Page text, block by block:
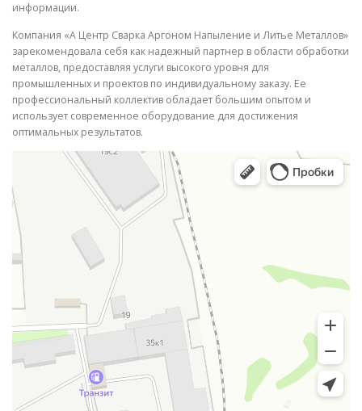
информации.
Компания «А Центр Сварка Аргоном Напыление и Литье Металлов»
зарекомендовала себя как надежный партнер в области обработки
металлов, предоставляя услуги высокого уровня для
промышленных и проектов по индивидуальному заказу. Ее
профессиональный коллектив обладает большим опытом и
использует современное оборудование для достижения
оптимальных результатов.